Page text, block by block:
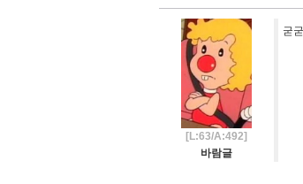
[L:63/A:492]
바람글
굳굳